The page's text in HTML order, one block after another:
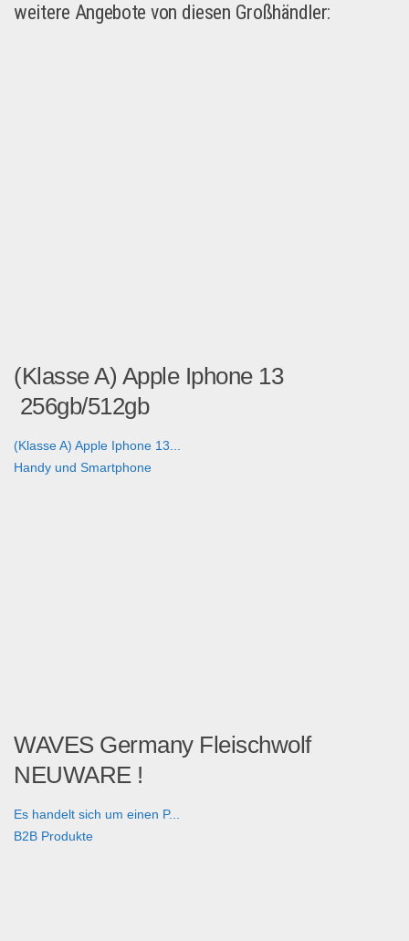
weitere Angebote von diesen Großhändler:
(Klasse A) Apple Iphone 13
256gb/512gb
(Klasse A) Apple Iphone 13...
Handy und Smartphone
WAVES Germany Fleischwolf
NEUWARE !
Es handelt sich um einen P...
B2B Produkte